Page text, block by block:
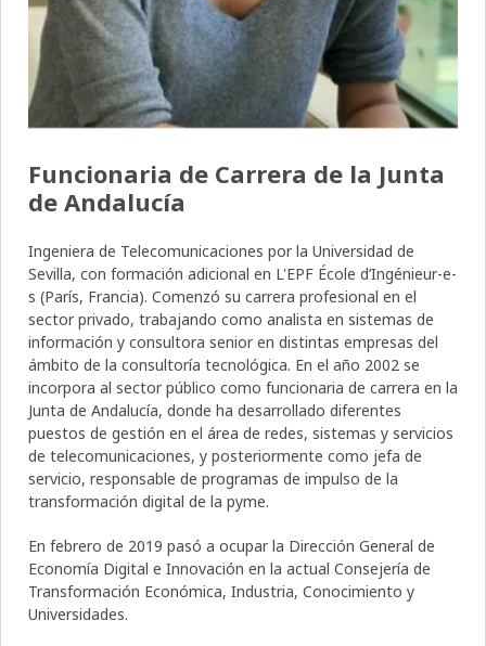
Funcionaria de Carrera de la Junta
de Andalucía
Ingeniera de Telecomunicaciones por la Universidad de
Sevilla, con formación adicional en L'EPF École d’Ingénieur-e-
s (París, Francia). Comenzó su carrera profesional en el
sector privado, trabajando como analista en sistemas de
información y consultora senior en distintas empresas del
ámbito de la consultoría tecnológica. En el año 2002 se
incorpora al sector público como funcionaria de carrera en la
Junta de Andalucía, donde ha desarrollado diferentes
puestos de gestión en el área de redes, sistemas y servicios
de telecomunicaciones, y posteriormente como jefa de
servicio, responsable de programas de impulso de la
transformación digital de la pyme.
En febrero de 2019 pasó a ocupar la Dirección General de
Economía Digital e Innovación en la actual Consejería de
Transformación Económica, Industria, Conocimiento y
Universidades.